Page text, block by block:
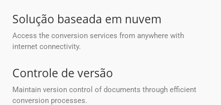
Solução baseada em nuvem
Access the conversion services from anywhere with
internet connectivity.
Controle de versão
Maintain version control of documents through efficient
conversion processes.